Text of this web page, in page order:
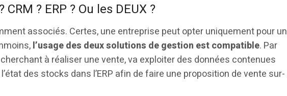
? ERP ? Ou les DEUX ?
associés. Certes, une entreprise peut opter uniquement pour un
l’usage des deux solutions de gestion est compatible. Par
à réaliser une vente, va exploiter des données contenues
des stocks dans l’ERP afin de faire une proposition de vente sur-